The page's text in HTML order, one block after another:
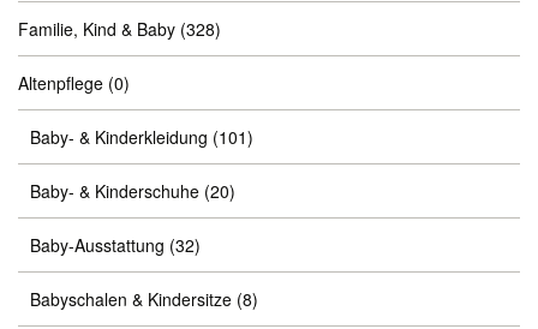
Familie, Kind & Baby (328)
Altenpflege (0)
Baby- & Kinderkleidung (101)
Baby- & Kinderschuhe (20)
Baby-Ausstattung (32)
Babyschalen & Kindersitze (8)